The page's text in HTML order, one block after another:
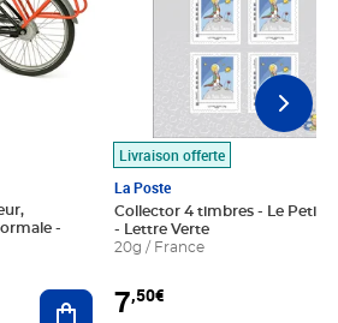
Ajouter au panier
Livraison offerte
La Poste
Collector 4 timbres - Le Petit
- Lettre Verte
20g / France
7,50€